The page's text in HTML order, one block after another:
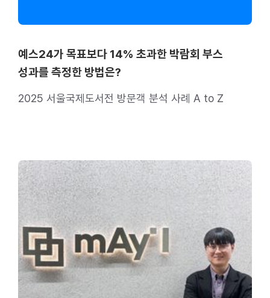
예스24가 목표보다 14% 초과한 박람회 부스
성과를 측정한 방법은?
2025 서울국제도서전 방문객 분석 사례 A to Z